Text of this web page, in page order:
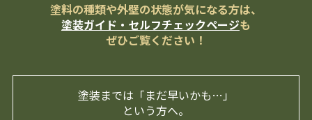
塗料の種類や外壁の状態が気になる方は、
塗装ガイド・セルフチェックページも
ぜひご覧ください！
塗装までは「まだ早いかも…」
という方へ。